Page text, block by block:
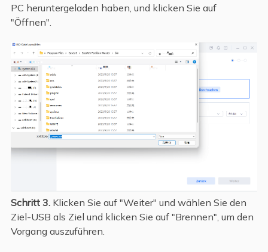
PC heruntergeladen haben, und klicken Sie auf
"Öffnen".
Schritt 3. Klicken Sie auf "Weiter" und wählen Sie den
Ziel-USB als Ziel und klicken Sie auf "Brennen", um den
Vorgang auszuführen.